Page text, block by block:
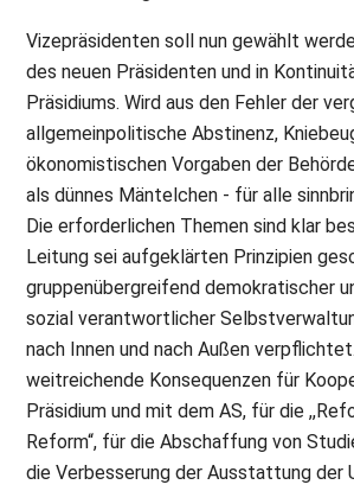
Vizepräsidenten soll nun gewählt
des neuen Präsidenten und in
Präsidiums. Wird aus den Fehler der
allgemeinpolitische Abstinenz,
ökonomistischen Vorgaben der
als dünnes Mäntelchen - für alle
Die erforderlichen Themen sind klar
Leitung sei aufgeklärten Prinzipien
gruppenübergreifend demokratischer
sozial verantwortlicher
nach Innen und nach Außen
weitreichende Konsequenzen für
Präsidium und mit dem AS, für die
Reform“, für die Abschaffung von
die Verbesserung der Ausstattung der